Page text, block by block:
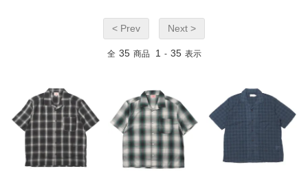
< Prev Next >
全 35 商品 1 - 35 表示